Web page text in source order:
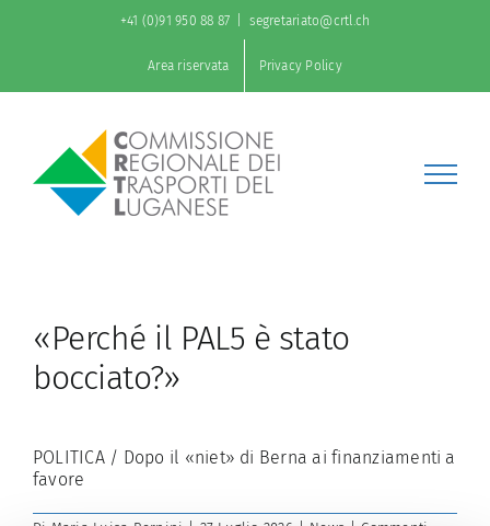
+41 (0)91 950 88 87 segretariato@crtl.ch
Area riservata Privacy Policy
«Perché il PAL5 è stato
bocciato?»
POLITICA / Dopo il «niet» di Berna ai finanziamenti a
favore